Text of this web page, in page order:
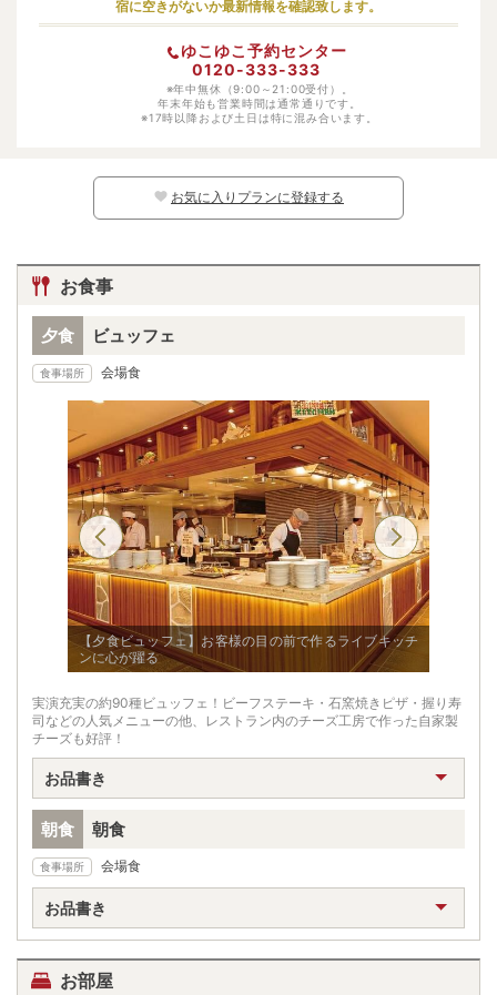
幼児（寝具・食事あり） 大人料金の50%
受け入れ不可
受け入れ不可
幼児（寝具・食事なし） 1100円
い日程ではお子様はご予約いただけません。
宿に空きがないか最新情報を確認致します。
ゆこゆこ予約センター
0120-333-333
※年中無休（9:00～21:00受付）。
年末年始も営業時間は通常通りです。
※17時以降および土日は特に混み合います。
お気に入りプランに登録する
お食事
夕食 ビュッフェ
食事場所 会場食
【夕食ビュッフェ】お客様の目の前で作るライブキッチ
ンに心が躍る
実演充実の約90種ビュッフェ！ビーフステーキ・石窯焼きピザ・握り寿
司などの人気メニューの他、レストラン内のチーズ工房で作った自家製
チーズも好評！
お品書き
朝食 朝食
食事場所 会場食
お品書き
お部屋